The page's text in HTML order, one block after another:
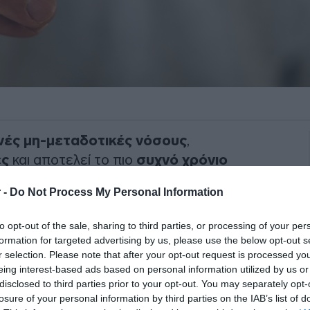
- Do Not Process My Personal Information
opt-out of the sale, sharing to third parties, or processing of your
for targeted advertising by us, please use the below opt-out
selection. Please note that after your opt-out request is processed
interest-based ads based on personal information utilized by us
to third parties prior to your opt-out. You may separately
of your personal information by third parties on the IAB’s list of
μη-μεταδοτικές νόσους,
και αποτελεί το πιο συχνό χρόνιο
πάθηση των αεραγωγών
συμπεριλαμβανομένων
εκθέσεων και των